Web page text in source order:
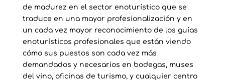
de madurez en el sector enoturístico que se
traduce en una mayor profesionalización y en
un cada vez mayor reconocimiento de los guías
enoturísticos profesionales que están viendo
cómo sus puestos son cada vez más
demandados y necesarios en bodegas, muses
del vino, oficinas de turismo, y cualquier centro